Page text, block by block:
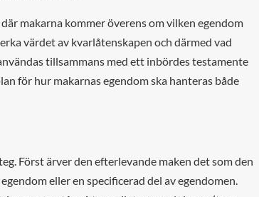
makarna kommer överens om vilken egendom
värdet av kvarlåtenskapen och därmed vad
tillsammans med ett inbördes testamente
för hur makarnas egendom ska hanteras både
Först ärver den efterlevande maken det som den
eller en specificerad del av egendomen.